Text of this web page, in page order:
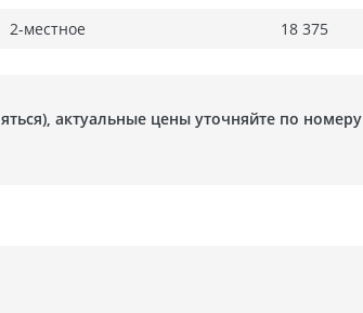
2-местное
18 375
актуальные цены уточняйте по номеру